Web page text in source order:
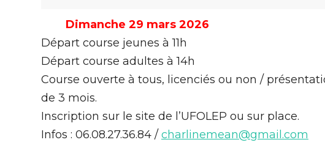
Dimanche 29 mars 2026
Départ course jeunes à 11h
Départ course adultes à 14h
Course ouverte à tous, licenciés ou non /
de 3 mois.
Inscription sur le site de l’UFOLEP ou sur place.
Infos : 06.08.27.36.84 / charlinemean@gmail.com